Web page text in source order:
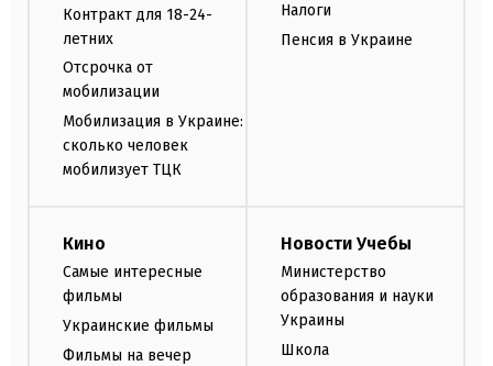
Контракт для 18-24-
летних
Отсрочка от
мобилизации
Мобилизация в Украине:
сколько человек
мобилизует ТЦК
Налоги
Пенсия в Украине
Кино
Самые интересные
фильмы
Украинские фильмы
Фильмы на вечер
Новости Учебы
Министерство
образования и науки
Украины
Школа